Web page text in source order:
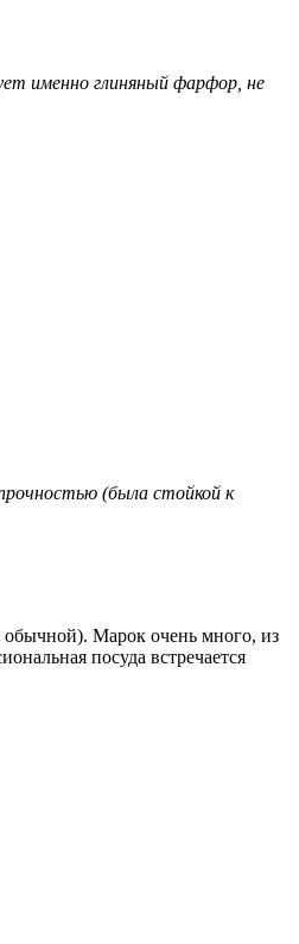
именно глиняный фарфор, не
(была стойкой к
обычной). Марок очень много, из
посуда встречается